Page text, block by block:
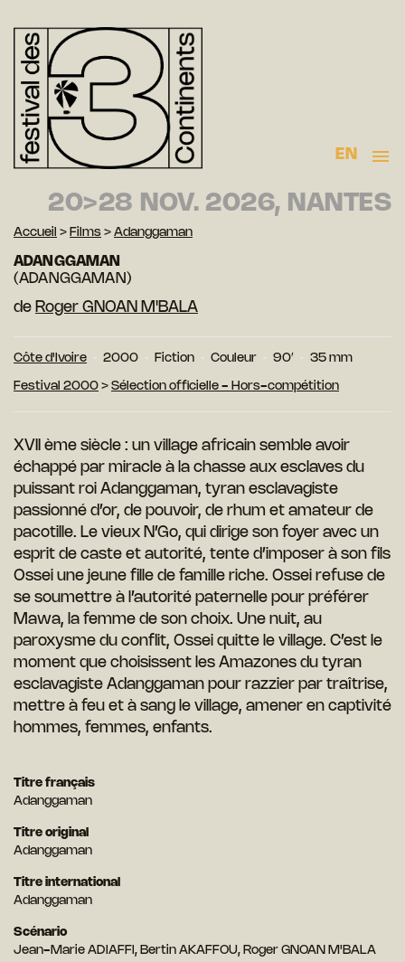
EN
20>28 NOV. 2026, NANTES
Accueil > Films > Adanggaman
ADANGGAMAN
(ADANGGAMAN)
de Roger GNOAN M'BALA
Côte d'Ivoire 2000 Fiction Couleur 90′ 35 mm
Festival 2000 > Sélection officielle - Hors-compétition
XVII ème siècle : un village africain semble avoir
échappé par miracle à la chasse aux esclaves du
puissant roi Adanggaman, tyran esclavagiste
passionné d’or, de pouvoir, de rhum et amateur de
pacotille. Le vieux N’Go, qui dirige son foyer avec un
esprit de caste et autorité, tente d’imposer à son fils
Ossei une jeune fille de famille riche. Ossei refuse de
se soumettre à l’autorité paternelle pour préférer
Mawa, la femme de son choix. Une nuit, au
paroxysme du conflit, Ossei quitte le village. C’est le
moment que choisissent les Amazones du tyran
esclavagiste Adanggaman pour razzier par traîtrise,
mettre à feu et à sang le village, amener en captivité
hommes, femmes, enfants.
Titre français
Adanggaman
Titre original
Adanggaman
Titre international
Adanggaman
Scénario
Jean-Marie ADIAFFI, Bertin AKAFFOU, Roger GNOAN M'BALA